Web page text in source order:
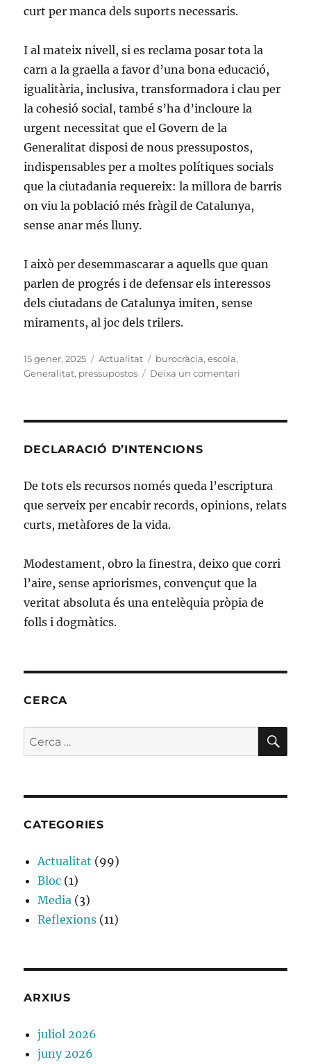
curt per manca dels suports necessaris.
I al mateix nivell, si es reclama posar tota la
carn a la graella a favor d’una bona educació,
igualitària, inclusiva, transformadora i clau per
la cohesió social, també s’ha d’incloure la
urgent necessitat que el Govern de la
Generalitat disposi de nous pressupostos,
indispensables per a moltes polítiques socials
que la ciutadania requereix: la millora de barris
on viu la població més fràgil de Catalunya,
sense anar més lluny.
I això per desemmascarar a aquells que quan
parlen de progrés i de defensar els interessos
dels ciutadans de Catalunya imiten, sense
miraments, al joc dels trilers.
Publicat
el
15 gener, 2025 Categories
Actualitat Etiquetes
burocràcia,escola,
Generalitat, pressupostos Deixa un comentari
DECLARACIÓ D’INTENCIONS
De tots els recursos només queda l’escriptura
que serveix per encabir records, opinions, relats
curts, metàfores de la vida.
Modestament, obro la finestra, deixo que corri
l’aire, sense apriorismes, convençut que la
veritat absoluta és una entelèquia pròpia de
folls i dogmàtics.
CERCA
Cerca:
CATEGORIES
Actualitat (99)
Bloc (1)
Media (3)
Reflexions (11)
ARXIUS
juliol 2026
juny 2026